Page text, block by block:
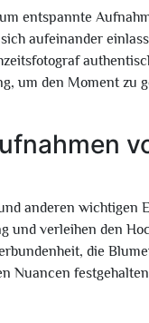
entspannte
aufeinander
um den Moment zu
anderen wichtigen
und verleihen den
die
Nuancen